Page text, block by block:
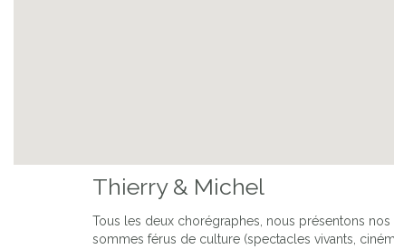
PreviousThierry & Michel
Tous les deux chorégraphes, nous présentons
sommes férus de culture (spectacles vivants,